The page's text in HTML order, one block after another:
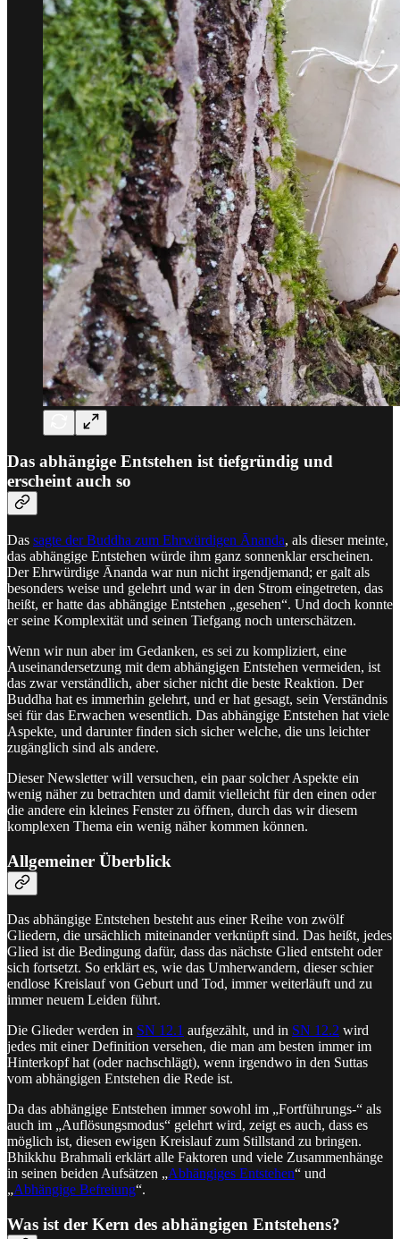
Das abhängige Entstehen ist tiefgründig und
erscheint auch so
Das sagte der Buddha zum Ehrwürdigen Ānanda, als dieser meinte,
das abhängige Entstehen würde ihm ganz sonnenklar erscheinen.
Der Ehrwürdige Ānanda war nun nicht irgendjemand; er galt als
besonders weise und gelehrt und war in den Strom eingetreten, das
heißt, er hatte das abhängige Entstehen „gesehen“. Und doch konnte
er seine Komplexität und seinen Tiefgang noch unterschätzen.
Wenn wir nun aber im Gedanken, es sei zu kompliziert, eine
Auseinandersetzung mit dem abhängigen Entstehen vermeiden, ist
das zwar verständlich, aber sicher nicht die beste Reaktion. Der
Buddha hat es immerhin gelehrt, und er hat gesagt, sein Verständnis
sei für das Erwachen wesentlich. Das abhängige Entstehen hat viele
Aspekte, und darunter finden sich sicher welche, die uns leichter
zugänglich sind als andere.
Dieser Newsletter will versuchen, ein paar solcher Aspekte ein
wenig näher zu betrachten und damit vielleicht für den einen oder
die andere ein kleines Fenster zu öffnen, durch das wir diesem
komplexen Thema ein wenig näher kommen können.
Allgemeiner Überblick
Das abhängige Entstehen besteht aus einer Reihe von zwölf
Gliedern, die ursächlich miteinander verknüpft sind. Das heißt, jedes
Glied ist die Bedingung dafür, dass das nächste Glied entsteht oder
sich fortsetzt. So erklärt es, wie das Umherwandern, dieser schier
endlose Kreislauf von Geburt und Tod, immer weiterläuft und zu
immer neuem Leiden führt.
Die Glieder werden in SN 12.1 aufgezählt, und in SN 12.2 wird
jedes mit einer Definition versehen, die man am besten immer im
Hinterkopf hat (oder nachschlägt), wenn irgendwo in den Suttas
vom abhängigen Entstehen die Rede ist.
Da das abhängige Entstehen immer sowohl im „Fortführungs-“ als
auch im „Auflösungsmodus“ gelehrt wird, zeigt es auch, dass es
möglich ist, diesen ewigen Kreislauf zum Stillstand zu bringen.
Bhikkhu Brahmali erklärt alle Faktoren und viele Zusammenhänge
in seinen beiden Aufsätzen „Abhängiges Entstehen“ und
„Abhängige Befreiung“.
Was ist der Kern des abhängigen Entstehens?